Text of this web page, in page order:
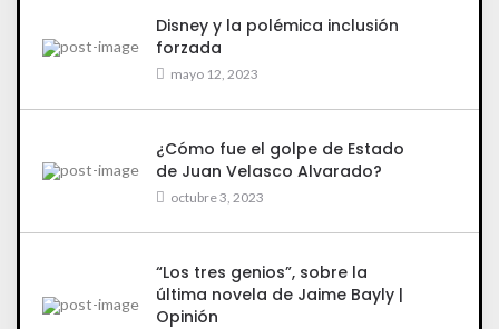
Disney y la polémica inclusión
forzada
mayo 12, 2023
¿Cómo fue el golpe de Estado
de Juan Velasco Alvarado?
octubre 3, 2023
“Los tres genios”, sobre la
última novela de Jaime Bayly |
Opinión